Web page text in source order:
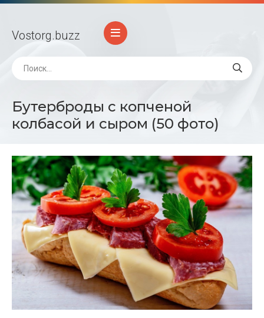
Vostorg.buzz
Бутерброды с копченой
колбасой и сыром (50 фото)